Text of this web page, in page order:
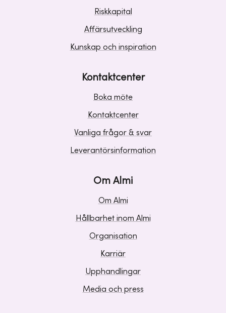
Riskkapital
Affärsutveckling
Kunskap och inspiration
Kontaktcenter
Boka möte
Kontaktcenter
Vanliga frågor & svar
Leverantörsinformation
Om Almi
Om Almi
Hållbarhet inom Almi
Organisation
Karriär
Upphandlingar
Media och press